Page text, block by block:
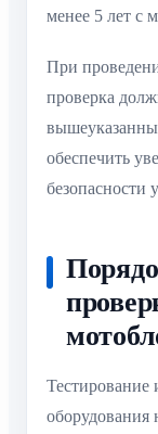
менее 5 лет с
При
проверка
обеспечить
безопасности
Тестирование
оборудования